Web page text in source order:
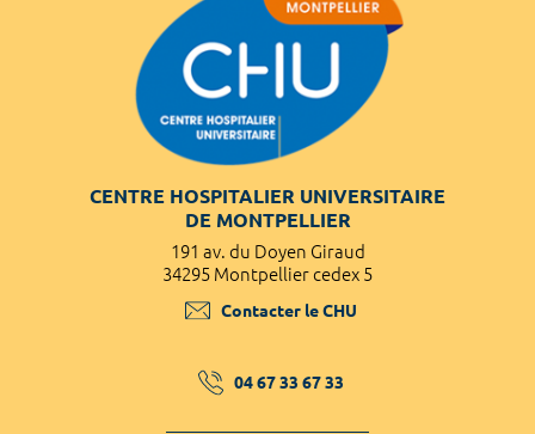
CENTRE HOSPITALIER UNIVERSITAIRE
DE MONTPELLIER
191 av. du Doyen Giraud
34295 Montpellier cedex 5
Contacter le CHU
04 67 33 67 33